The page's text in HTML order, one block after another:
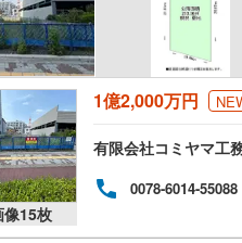
像15枚
1億2,000万円
有限会社コミヤマ工
0078-6014-55088
阪急千里線(44
阪急今津線 132)
阪急宝塚本線(
阪神武庫川線(37